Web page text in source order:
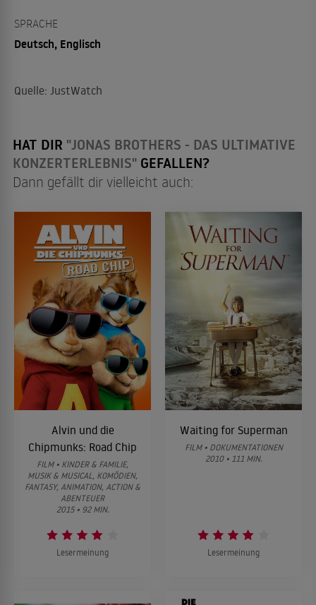
SPRACHE
Deutsch, Englisch
Quelle: JustWatch
HAT DIR "JONAS BROTHERS - DAS ULTIMATIVE
KONZERTERLEBNIS" GEFALLEN?
Dann gefällt dir vielleicht auch:
Alvin und die
Chipmunks: Road Chip
FILM • KINDER & FAMILIE,
MUSIK & MUSICAL, KOMÖDIEN,
FANTASY, ANIMATION, ACTION &
ABENTEUER
2015 • 92 MIN.
Lesermeinung
Waiting for Superman
FILM • DOKUMENTATIONEN
2010 • 111 MIN.
Lesermeinung